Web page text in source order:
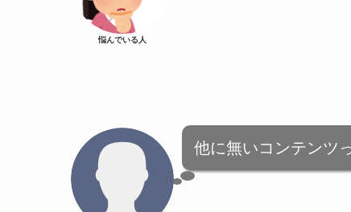
悩んでいる人
他に無いコンテンツ